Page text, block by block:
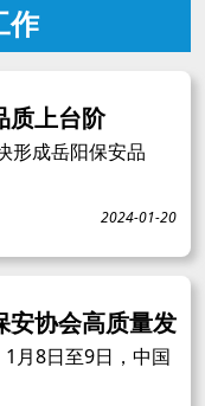
作
质上台阶
形成岳阳保安品
2024-01-20
安协会高质量发
月8日至9日，中国